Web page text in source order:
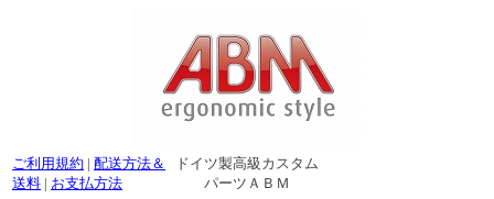
ご利用規約 | 配送方法＆
送料 | お支払方法
ドイツ製高級カスタム
パーツＡＢＭ